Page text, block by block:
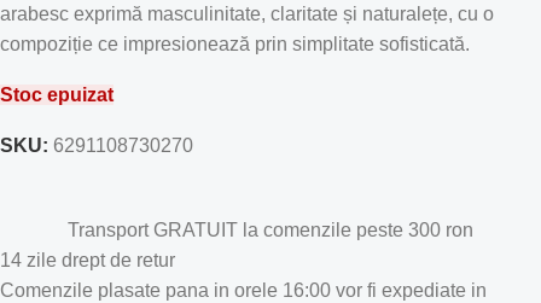
arabesc exprimă masculinitate, claritate și naturalețe, cu o
compoziție ce impresionează prin simplitate sofisticată.
Stoc epuizat
SKU: 6291108730270
Transport GRATUIT la comenzile peste 300 ron
14 zile drept de retur
Comenzile plasate pana in orele 16:00 vor fi expediate in